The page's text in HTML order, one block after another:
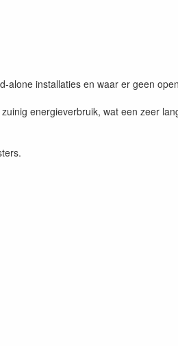
alone installaties en waar er geen
energieverbruik, wat een zeer